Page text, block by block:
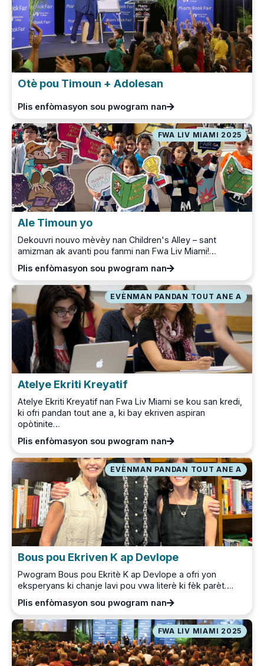
Otè pou Timoun + Adolesan
Plis enfòmasyon sou pwogram nan
FWA LIV MIAMI 2025
Ale Timoun yo
Dekouvri nouvo mèvèy nan Children's Alley – sant
amizman ak avanti pou fanmi nan Fwa Liv Miami!…
Plis enfòmasyon sou pwogram nan
EVÈNMAN PANDAN TOUT ANE A
Atelye Ekriti Kreyatif
Atelye Ekriti Kreyatif nan Fwa Liv Miami se kou san kredi,
ki ofri pandan tout ane a, ki bay ekriven aspiran
opòtinite…
Plis enfòmasyon sou pwogram nan
EVÈNMAN PANDAN TOUT ANE A
Bous pou Ekriven K ap Devlope
Pwogram Bous pou Ekritè K ap Devlope a ofri yon
eksperyans ki chanje lavi pou vwa literè ki fèk parèt….
Plis enfòmasyon sou pwogram nan
FWA LIV MIAMI 2025